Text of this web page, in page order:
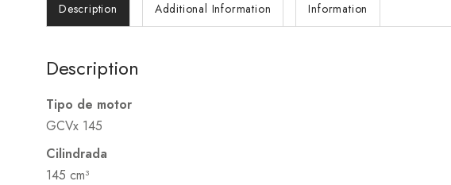
Description Additional Information Information
Description
Tipo de motor
GCVx 145
Cilindrada
145 cm³